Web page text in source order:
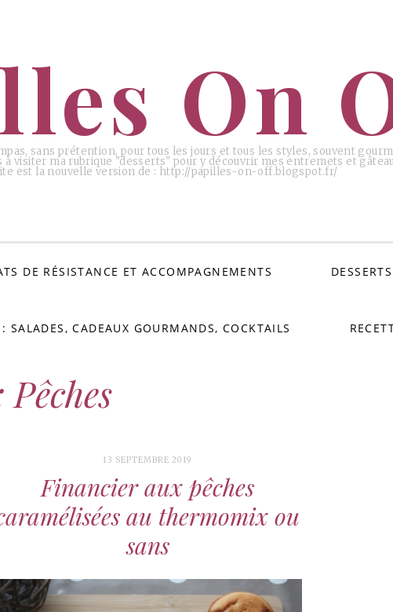
On
sans prétention, pour tous les jours et tous les styles, souvent
visiter ma rubrique "desserts" pour y découvrir mes entremets et
est la nouvelle version de : http://papilles-on-off.blogspot.fr/
DE RÉSISTANCE ET ACCOMPAGNEMENTS
: SALADES, CADEAUX GOURMANDS, COCKTAILS
13 SEPTEMBRE 2019
Financier aux pêches
au thermomix ou
sans